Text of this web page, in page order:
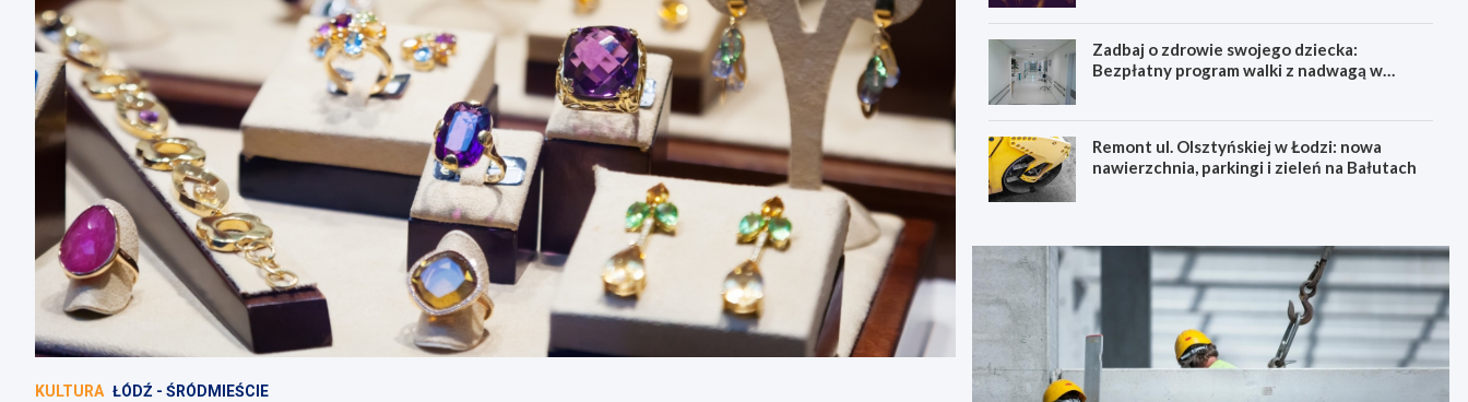
KULTURA ŁÓDŹ - ŚRÓDMIEŚCIE
Zadbaj o zdrowie swojego dziecka:
Bezpłatny program walki z nadwagą w
Remont ul. Olsztyńskiej w Łodzi: nowa
nawierzchnia, parkingi i zieleń na Bałutach